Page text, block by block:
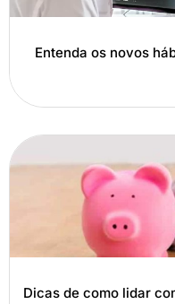
Entenda os novos
Dicas de como lidar